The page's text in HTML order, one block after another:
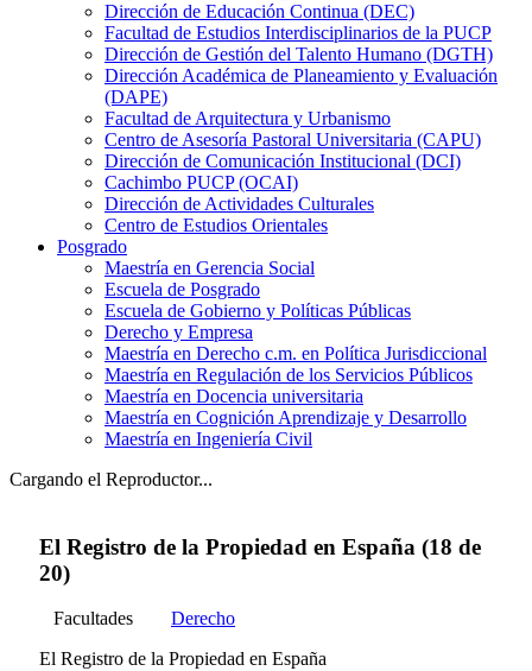
Dirección de Educación Continua (DEC)
Facultad de Estudios Interdisciplinarios de la PUCP
Dirección de Gestión del Talento Humano (DGTH)
Dirección Académica de Planeamiento y Evaluación
(DAPE)
Facultad de Arquitectura y Urbanismo
Centro de Asesoría Pastoral Universitaria (CAPU)
Dirección de Comunicación Institucional (DCI)
Cachimbo PUCP (OCAI)
Dirección de Actividades Culturales
Centro de Estudios Orientales
Posgrado
Maestría en Gerencia Social
Escuela de Posgrado
Escuela de Gobierno y Políticas Públicas
Derecho y Empresa
Maestría en Derecho c.m. en Política Jurisdiccional
Maestría en Regulación de los Servicios Públicos
Maestría en Docencia universitaria
Maestría en Cognición Aprendizaje y Desarrollo
Maestría en Ingeniería Civil
Cargando el Reproductor...
El Registro de la Propiedad en España (18 de
20)
Facultades
Derecho
El Registro de la Propiedad en España